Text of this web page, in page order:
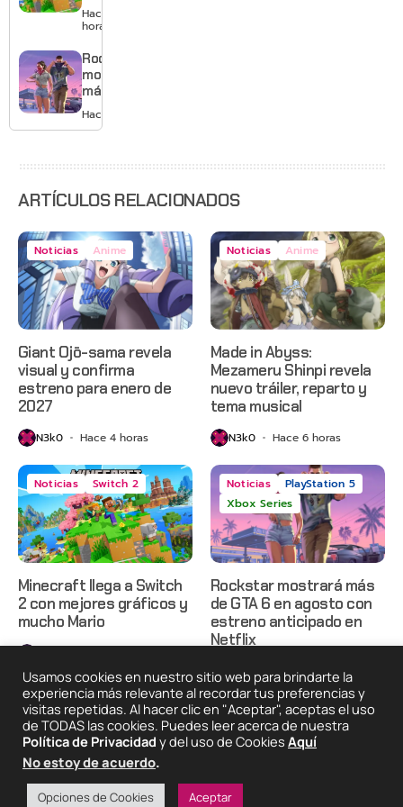
con
mejores
y mucho
Mario
Hace 10
horas
Rockstar
mostrará
más de
GTA 6 en
agosto
Hace 1 día
ARTÍCULOS RELACIONADOS
Noticias Anime
Giant Ojō-sama revela
visual y confirma
estreno para enero de
2027
N3k0 Hace 4 horas
Noticias Anime
Made in Abyss:
Mezameru Shinpi revela
nuevo tráiler, reparto y
tema musical
N3k0 Hace 6 horas
Noticias Switch 2
Minecraft llega a Switch
2 con mejores gráficos y
mucho Mario
Noticias
PlayStation 5
Xbox Series
Rockstar mostrará más
de GTA 6 en agosto con
estreno anticipado en
Netflix
N3k0 Hace 1 día
2025 © Degeneraciónx.com | Anime, Games & Nothing
Quiénes
Somos
Condiciones De
Uso Privacidad
Usamos cookies en nuestro sitio web para brindarte la
experiencia más relevante al recordar tus preferencias y
visitas repetidas. Al hacer clic en "Aceptar", aceptas el uso
de TODAS las cookies. Puedes leer acerca de nuestra
Política de Privacidad y del uso de Cookies Aquí
No estoy de acuerdo.
Opciones de Cookies Aceptar